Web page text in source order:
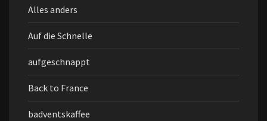
Alles anders
Auf die Schnelle
aufgeschnappt
Back to France
badventskaffee